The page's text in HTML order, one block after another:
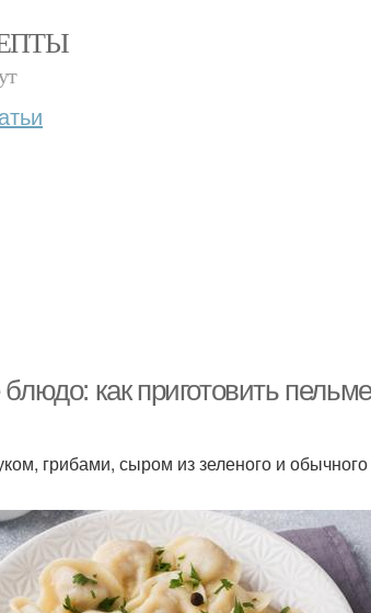
как приготовить
грибами, сыром из зеленого и обычного